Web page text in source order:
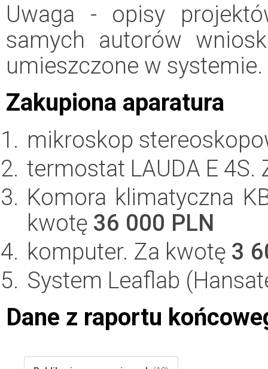
Uwaga - opisy
samych autorów
umieszczone w systemie.
Zakupiona aparatura
mikroskop
termostat LAUDA E
Komora klimatyczna
kwotę 36 000 PLN
komputer. Za kwotę 3
System Leaflab
Dane z raportu